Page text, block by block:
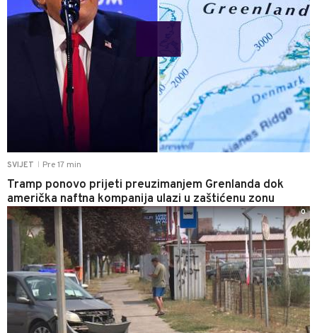
SVIJET Pre 17 min
Tramp ponovo prijeti preuzimanjem Grenlanda dok
američka naftna kompanija ulazi u zaštićenu zonu
0